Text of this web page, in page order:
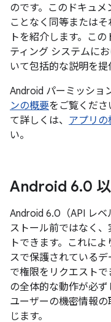
のです。このドキュ
ことなく同等または
トを紹介します。こ
ティング システムに
いて包括的な説明を提
Android パーミッショ
ンの概要をご覧くだ
て詳しくは、 アプリの
い。
Android 6.0
Android 6.0（API レ
ストール前ではなく
トできます。これに
スで保護されている
で権限をリクエスト
の全体的な動作が必ず
ユーザーの機密情報
じます。